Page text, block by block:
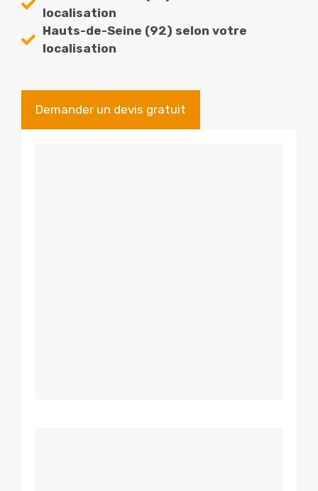
localisation
Hauts-de-Seine (92) selon votre
localisation
Demander un devis gratuit